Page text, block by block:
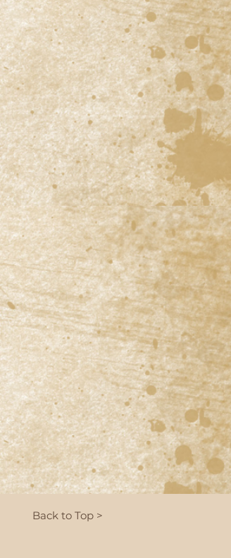
Back to Top >